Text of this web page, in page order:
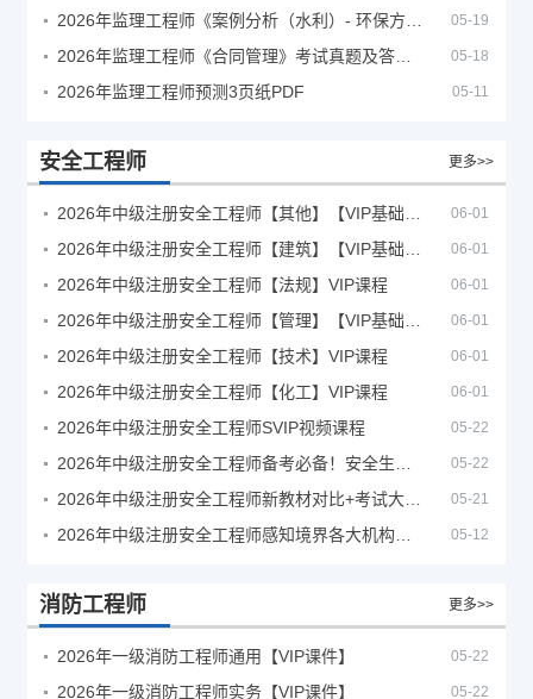
05-19
05-18
2026年监理工程师预测3页纸PDF 05-11
安全工程师 更多>>
06-01
06-01
2026年中级注册安全工程师【法规】VIP课程 06-01
06-01
2026年中级注册安全工程师【技术】VIP课程 06-01
2026年中级注册安全工程师【化工】VIP课程 06-01
2026年中级注册安全工程师SVIP视频课程 05-22
05-22
05-21
05-12
消防工程师 更多>>
2026年一级消防工程师通用【VIP课件】 05-22
2026年一级消防工程师实务【VIP课件】 05-22